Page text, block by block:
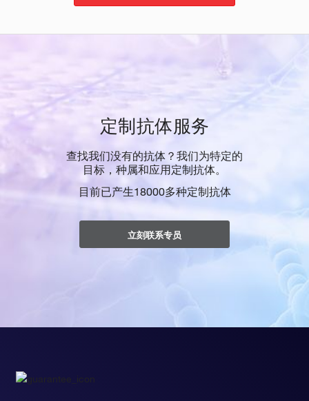
定制抗体服务
查找我们没有的抗体？我们为特定的
目标，种属和应用定制抗体。
目前已产生18000多种定制抗体
立刻联系专员